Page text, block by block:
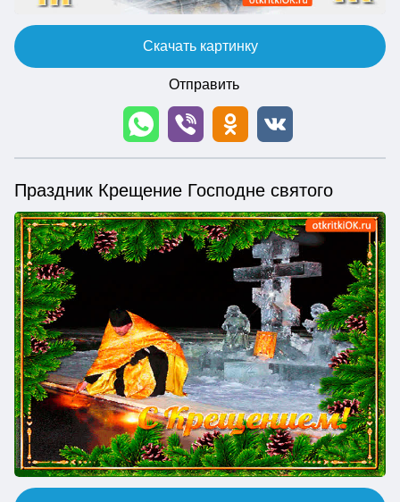
Скачать картинку
Отправить
Праздник Крещение Господне святого